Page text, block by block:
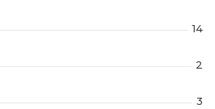
14
2
3